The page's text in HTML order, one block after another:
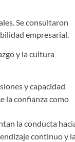
Se consultaron
empresarial.
y la cultura
y capacidad
la confianza como
la conducta
continuo y